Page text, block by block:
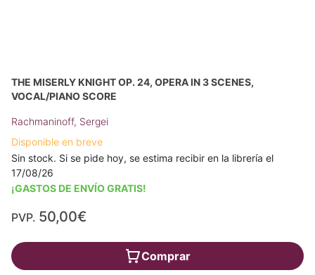
THE MISERLY KNIGHT OP. 24, OPERA IN 3 SCENES,
VOCAL/PIANO SCORE
Rachmaninoff, Sergei
Disponible en breve
Sin stock. Si se pide hoy, se estima recibir en la librería el
17/08/26
¡GASTOS DE ENVÍO GRATIS!
PVP. 50,00€
Comprar